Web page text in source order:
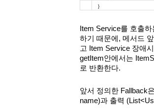
}
Item Service를 호출
하기 때문에, 메서드
고 Item Service 장애
getItem안에서는
로 반환한다.
앞서 정의한 Fallback
name)과 출력